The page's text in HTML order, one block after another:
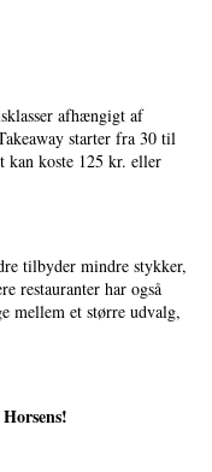
afhængigt af
starter fra 30 til
kan koste 125 kr. eller
tilbyder mindre stykker,
restauranter har også
mellem et større udvalg,